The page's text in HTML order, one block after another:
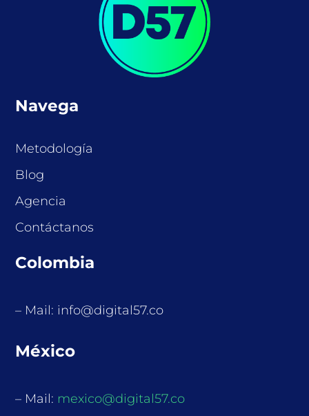
Navega
Metodología
Blog
Agencia
Contáctanos
Colombia
– Mail: info@digital57.co
México
– Mail: mexico@digital57.co